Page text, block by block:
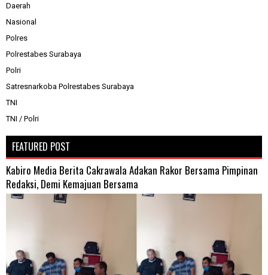
Daerah
Nasional
Polres
Polrestabes Surabaya
Polri
Satresnarkoba Polrestabes Surabaya
TNI
TNI / Polri
FEATURED POST
Kabiro Media Berita Cakrawala Adakan Rakor Bersama Pimpinan
Redaksi, Demi Kemajuan Bersama